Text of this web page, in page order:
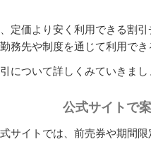
定価より安く利用できる割
務先や制度を通じて利用で
について詳しくみていきまし
公式サイトで
サイトでは、前売券や期間